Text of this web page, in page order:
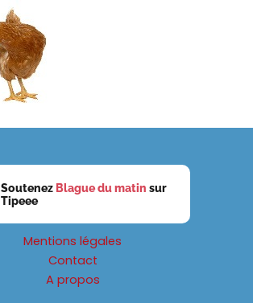
Soutenez Blague du matin sur
Tipeee
Mentions légales
Contact
A propos